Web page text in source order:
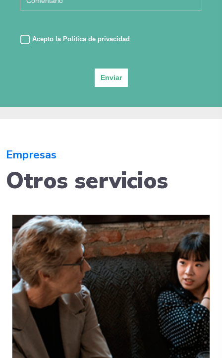
Acepto la Política de privacidad
Enviar
Empresas
Otros servicios